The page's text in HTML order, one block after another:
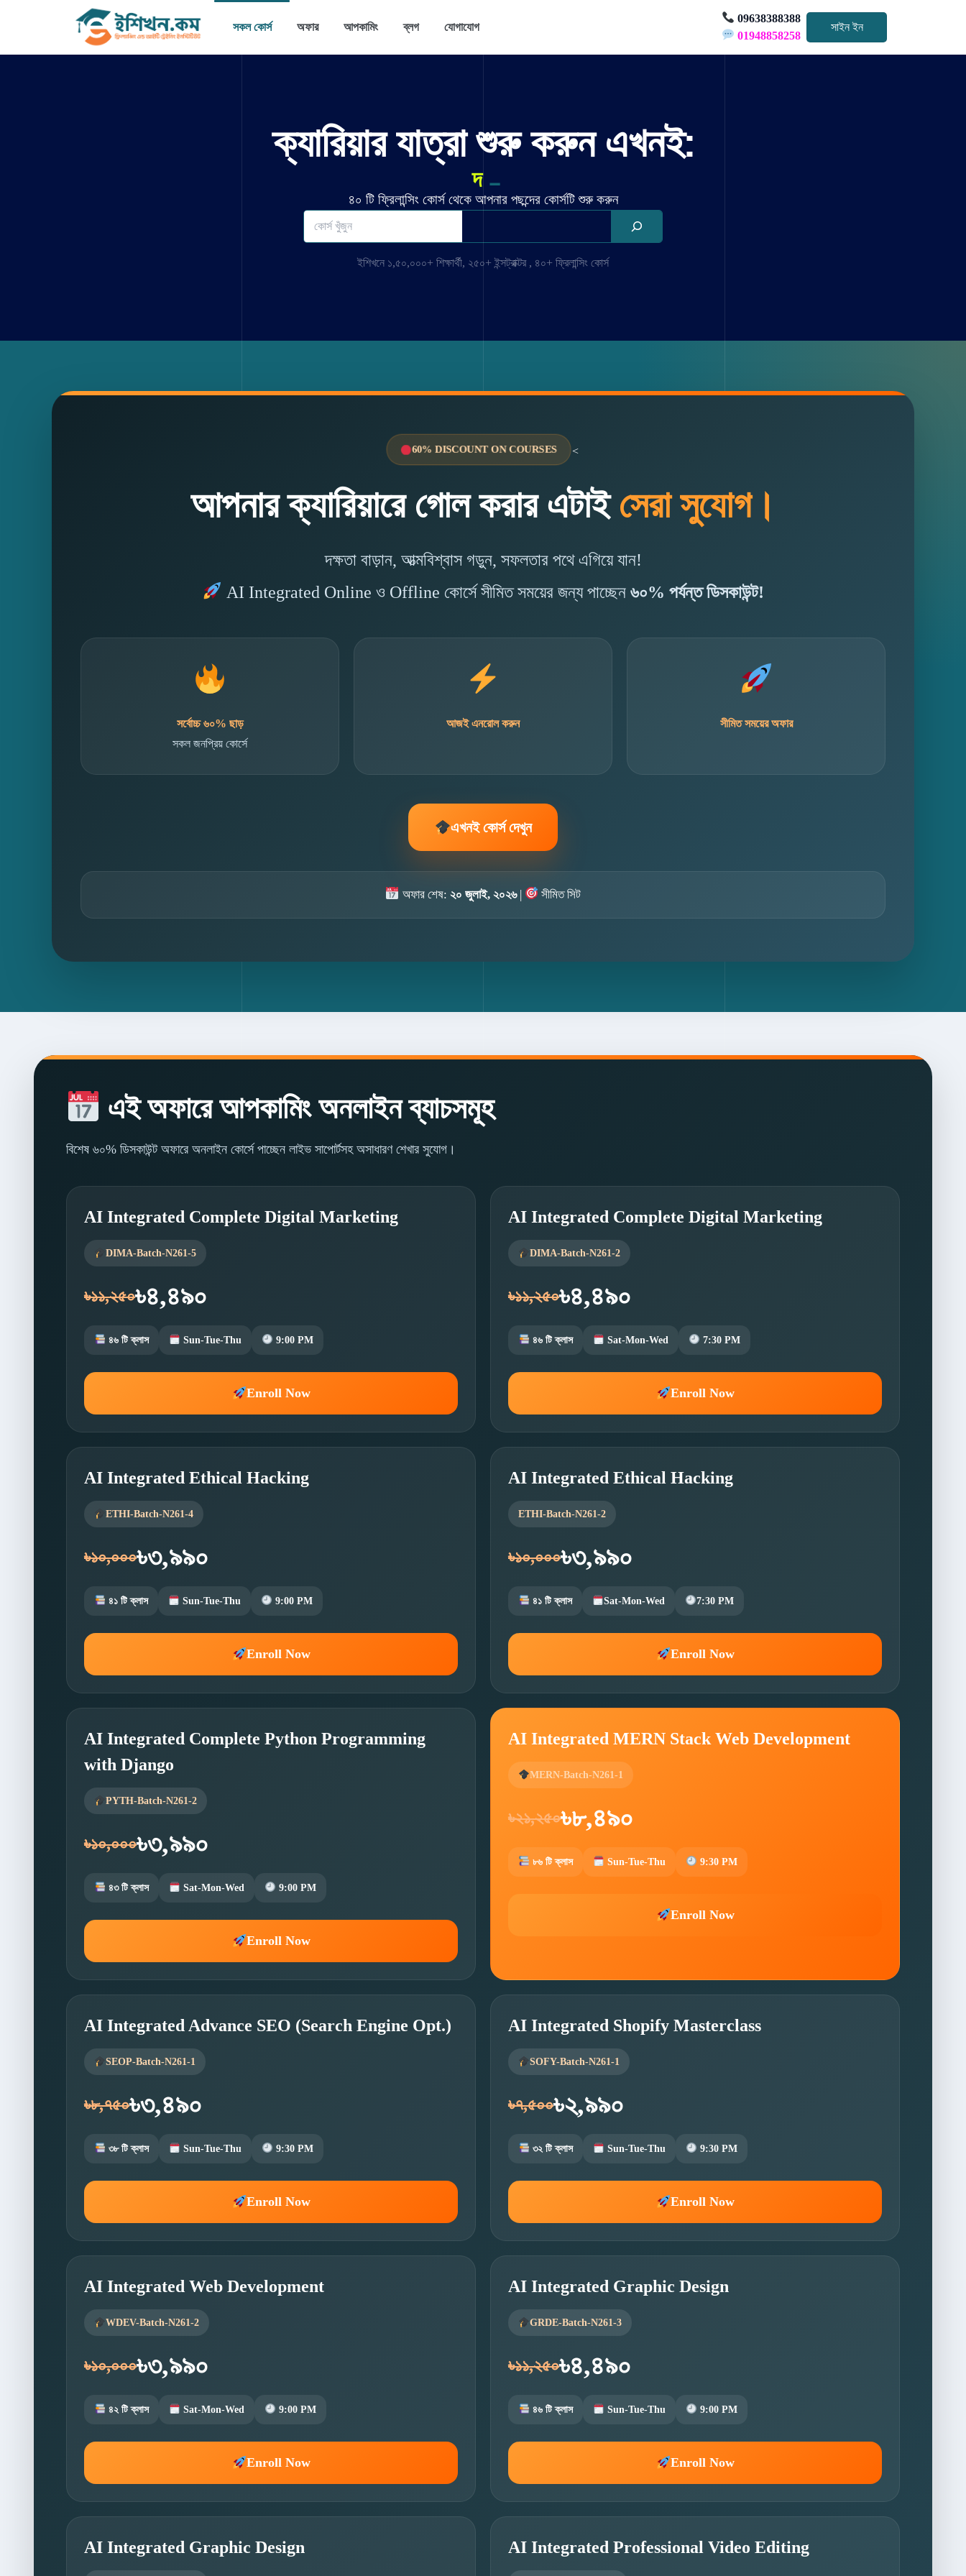
সকল কোর্স অফার আপকামিং ব্লগ যোগাযোগ
09638388388
01948858258
সাইন ইন
ক্যারিয়ার যাত্রা শুরু করুন এখনই:
শি _
৪০ টি ফ্রিলান্সিং কোর্স থেকে আপনার পছন্দের কোর্সটি শুরু করুন
ইশিখনে ১,৫০,০০০+ শিক্ষার্থী, ২৫০+ ইন্সট্রাক্টর , ৪০+ ফ্রিলান্সিং কোর্স
60% DISCOUNT ON COURSES <
আপনার ক্যারিয়ারে গোল করার এটাইসেরা সুযোগ।
দক্ষতা বাড়ান, আত্মবিশ্বাস গড়ুন, সফলতার পথে এগিয়ে যান!
AI Integrated Online ও Offline কোর্সে সীমিত সময়ের জন্য পাচ্ছেন ৬০% পর্যন্ত ডিসকাউন্ট!
সর্বোচ্চ ৬০% ছাড়
সকল জনপ্রিয় কোর্সে
আজই এনরোল করুন সীমিত সময়ের অফার
এখনই কোর্স দেখুন
অফার শেষ: ২০ জুলাই, ২০২৬| সীমিত সিট
এই অফারে আপকামিং অনলাইন ব্যাচসমূহ
বিশেষ ৬০% ডিসকাউন্ট অফারে অনলাইন কোর্সে পাচ্ছেন লাইভ সাপোর্টসহ অসাধারণ শেখার সুযোগ।
AI Integrated Complete Digital Marketing
DIMA-Batch-N261-5
৳১১,২৫০৳৪,৪৯০
৪৬ টি ক্লাস Sun-Tue-Thu 9:00 PM
Enroll Now
AI Integrated Complete Digital Marketing
DIMA-Batch-N261-2
৳১১,২৫০৳৪,৪৯০
৪৬ টি ক্লাস Sat-Mon-Wed 7:30 PM
Enroll Now
AI Integrated Ethical Hacking
ETHI-Batch-N261-4
৳১০,০০০৳৩,৯৯০
৪১ টি ক্লাস Sun-Tue-Thu 9:00 PM
Enroll Now
AI Integrated Ethical Hacking
ETHI-Batch-N261-2
৳১০,০০০৳৩,৯৯০
৪১ টি ক্লাস Sat-Mon-Wed 7:30 PM
Enroll Now
AI Integrated Complete Python Programming
with Django
PYTH-Batch-N261-2
৳১০,০০০৳৩,৯৯০
৪৩ টি ক্লাস Sat-Mon-Wed 9:00 PM
Enroll Now
AI Integrated MERN Stack Web Development
MERN-Batch-N261-1
৳২১,২৫০৳৮,৪৯০
৮৬ টি ক্লাস Sun-Tue-Thu 9:30 PM
Enroll Now
AI Integrated Advance SEO (Search Engine Opt.)
SEOP-Batch-N261-1
৳৮,৭৫০৳৩,৪৯০
৩৮ টি ক্লাস Sun-Tue-Thu 9:30 PM
Enroll Now
AI Integrated Shopify Masterclass
SOFY-Batch-N261-1
৳৭,৫০০৳২,৯৯০
৩২ টি ক্লাস Sun-Tue-Thu 9:30 PM
Enroll Now
AI Integrated Web Development
WDEV-Batch-N261-2
৳১০,০০০৳৩,৯৯০
৪২ টি ক্লাস Sat-Mon-Wed 9:00 PM
Enroll Now
AI Integrated Graphic Design
GRDE-Batch-N261-3
৳১১,২৫০৳৪,৪৯০
৪৬ টি ক্লাস Sun-Tue-Thu 9:00 PM
Enroll Now
AI Integrated Graphic Design AI Integrated Professional Video Editing